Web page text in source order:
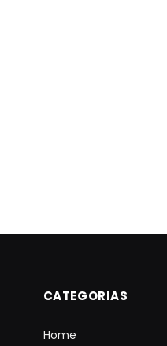
CATEGORIAS
Home